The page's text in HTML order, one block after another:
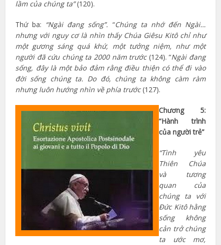
lầm của chúng ta”(120).
Thứ ba: “Ngài đang sống”. “Chúng ta nhớ đến Ngài…
nhưng với nguy cơ là nhìn thấy Chúa Giêsu Kitô chỉ như
một gương sáng quá khứ, một tưởng niệm, như một
người đã cứu chúng ta 2000 năm trước (124). “Ngài đang
sống, đây là một bảo đảm rằng điều thiện có thể đi vào
đời sống chúng ta. Do đó, chúng ta không càm ràm
nhưng luôn hướng nhìn về phía trước(127).
Chương 5:
“Hành trình
của người trẻ”
“Tình yêu
Thiên Chúa
và tương
quan của
chúng ta với
Đức Kitô hằng
sống không
cản trở chúng
ta ước mơ,